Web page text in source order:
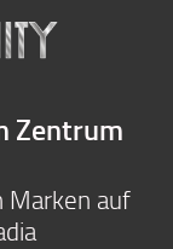
Zentrum
Marken auf